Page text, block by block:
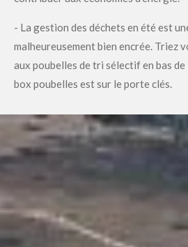
- La gestion des déchets en été est
malheureusement bien encrée. Triez
aux poubelles de tri sélectif en bas de
box poubelles est sur le porte clés.